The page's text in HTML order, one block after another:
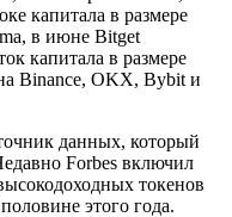
капитала в размере
в июне Bitget
капитала в размере
Binance, OKX, Bybit и
данных, который
Forbes включил
токенов
этого года.